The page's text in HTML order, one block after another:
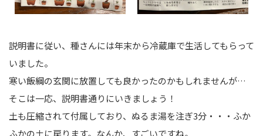
説明書に従い、種さんには年末から冷蔵庫で生活してもらって
いました。
寒い飯綱の玄関に放置しても良かったのかもしれませんが…
そこは一応、説明書通りにいきましょう！
土も圧縮されて付属しており、ぬるま湯を注ぎ3分・・・ふか
ふかの土に戻ります。なんか、すごいですね。